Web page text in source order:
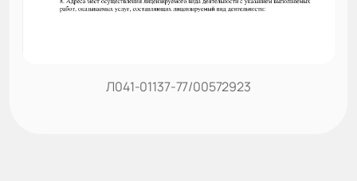
Л041-01137-77/00572923